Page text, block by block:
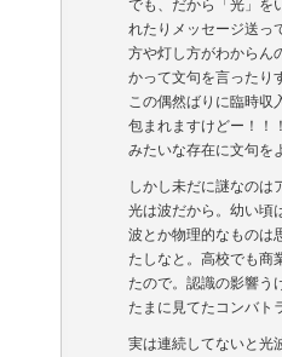
でも、だから「光」を
れたりメッセージ送っ
方や灯し方がわからん
かって文句を言ったり
この偶然ばりに臨時収
包まれますけどー！！
みたいな存在に文句を
しかし未だに謎なのは
光は波だから。幼い頃
波とか物理的なものは
たしなと。高校でも商
たので。認識の影響う
たまに見てたコンバト
実は連続してないと光